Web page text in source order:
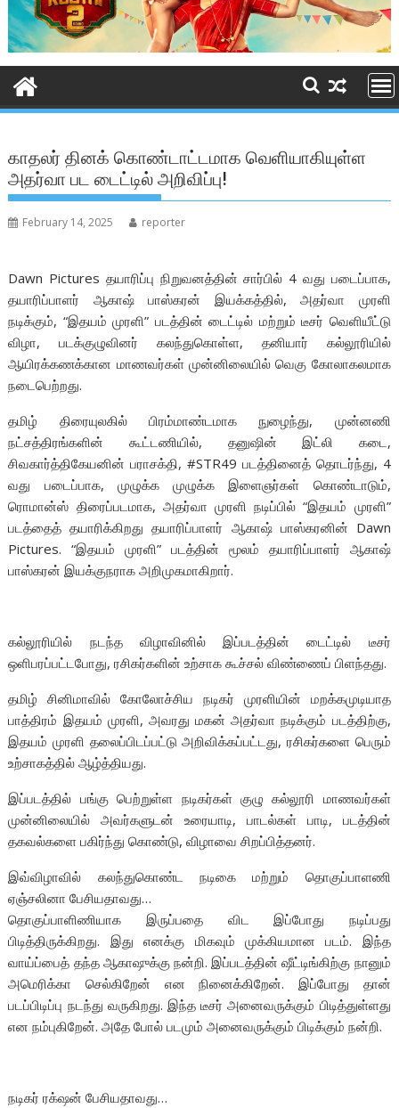
காதலர் தினக் கொண்டாட்டமாக வெளியாகியுள்ள
அதர்வா பட டைட்டில் அறிவிப்பு!
February 14, 2025 reporter
Dawn Pictures தயாரிப்பு நிறுவனத்தின் சார்பில் 4 வது படைப்பாக,
தயாரிப்பாளர் ஆகாஷ் பாஸ்கரன் இயக்கத்தில், அதர்வா முரளி
நடிக்கும், “இதயம் முரளி” படத்தின் டைட்டில் மற்றும் டீசர் வெளியீட்டு
விழா, படக்குழுவினர் கலந்துகொள்ள, தனியார் கல்லூரியில்
ஆயிரக்கணக்கான மாணவர்கள் முன்னிலையில் வெகு கோலாகலமாக
நடைபெற்றது.
தமிழ் திரையுலகில் பிரம்மாண்டமாக நுழைந்து, முன்னணி
நட்சத்திரங்களின் கூட்டணியில், தனுஷின் இட்லி கடை,
சிவகார்த்திகேயனின் பராசக்தி, #STR49 படத்தினைத் தொடர்ந்து, 4
வது படைப்பாக, முழுக்க முழுக்க இளைஞர்கள் கொண்டாடும்,
ரொமான்ஸ் திரைப்படமாக, அதர்வா முரளி நடிப்பில் “இதயம் முரளி”
படத்தைத் தயாரிக்கிறது தயாரிப்பாளர் ஆகாஷ் பாஸ்கரனின் Dawn
Pictures. “இதயம் முரளி” படத்தின் மூலம் தயாரிப்பாளர் ஆகாஷ்
பாஸ்கரன் இயக்குநராக அறிமுகமாகிறார்.
கல்லூரியில் நடந்த விழாவினில் இப்படத்தின் டைட்டில் டீசர்
ஒளிபரப்பட்டபோது, ரசிகர்களின் உற்சாக கூச்சல் விண்ணைப் பிளந்தது.
தமிழ் சினிமாவில் கோலோச்சிய நடிகர் முரளியின் மறக்கமுடியாத
பாத்திரம் இதயம் முரளி, அவரது மகன் அதர்வா நடிக்கும் படத்திற்கு,
இதயம் முரளி தலைப்பிடப்பட்டு அறிவிக்கப்பட்டது, ரசிகர்களை பெரும்
உற்சாகத்தில் ஆழ்த்தியது.
இப்படத்தில் பங்கு பெற்றுள்ள நடிகர்கள் குழு கல்லூரி மாணவர்கள்
முன்னிலையில் அவர்களுடன் உரையாடி, பாடல்கள் பாடி, படத்தின்
தகவல்களை பகிர்ந்து கொண்டு, விழாவை சிறப்பித்தனர்.
இவ்விழாவில் கலந்துகொண்ட நடிகை மற்றும் தொகுப்பாளணி
ஏஞ்சலினா பேசியதாவது…
தொகுப்பாளிணியாக இருப்பதை விட இப்போது நடிப்பது
பிடித்திருக்கிறது. இது எனக்கு மிகவும் முக்கியமான படம். இந்த
வாய்ப்பைத் தந்த ஆகாஷுக்கு நன்றி. இப்படத்தின் ஷீட்டிங்கிற்கு நானும்
அமெரிக்கா செல்கிறேன் என நினைக்கிறேன். இப்போது தான்
படப்பிடிப்பு நடந்து வருகிறது. இந்த டீசர் அனைவருக்கும் பிடித்துள்ளது
என நம்புகிறேன். அதே போல் படமும் அனைவருக்கும் பிடிக்கும் நன்றி.
நடிகர் ரக்‌ஷன் பேசியதாவது…